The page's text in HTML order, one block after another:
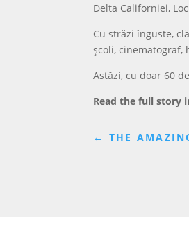
Delta Californiei,
Cu străzi înguste,
școli, cinematograf,
Astăzi, cu doar 60
Read the full story
← THE